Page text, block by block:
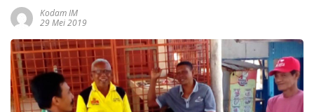
Kodam IM
29 Mei 2019